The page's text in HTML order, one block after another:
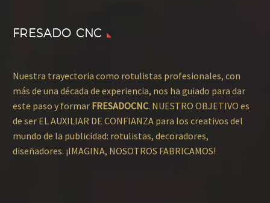
FRESADO CNC
Nuestra trayectoria como rotulistas profesionales, con
más de una década de experiencia, nos ha guiado para dar
este paso y formar FRESADOCNC. NUESTRO OBJETIVO es
de ser EL AUXILIAR DE CONFIANZA para los creativos del
mundo de la publicidad: rotulistas, decoradores,
diseñadores. ¡IMAGINA, NOSOTROS FABRICAMOS!